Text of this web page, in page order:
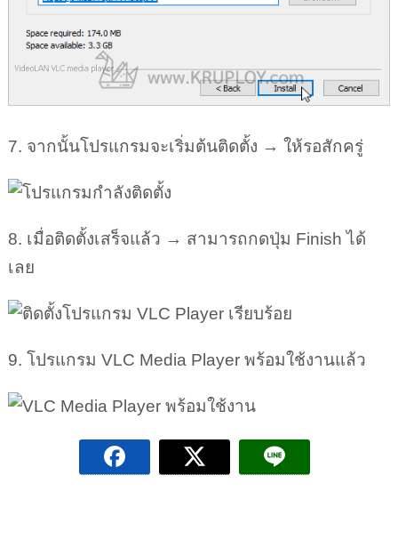
7. จากนั้นโปรแกรมจะเริ่มต้นติดตั้ง → ให้รอสักครู่
8. เมื่อติดตั้งเสร็จแล้ว → สามารถกดปุ่ม Finish ได้
เลย
9. โปรแกรม VLC Media Player พร้อมใช้งานแล้ว